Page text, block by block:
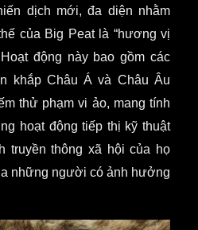
dịch mới, đa diện nhằm
của Big Peat là “hương vị
Hoạt động này bao gồm các
khắp Châu Á và Châu Âu
thử phạm vi ảo, mang tính
hoạt động tiếp thị kỹ thuật
truyền thông xã hội của họ
những người có ảnh hưởng